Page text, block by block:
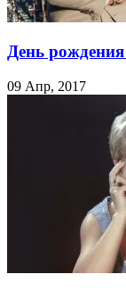
День
09 Апр, 2017